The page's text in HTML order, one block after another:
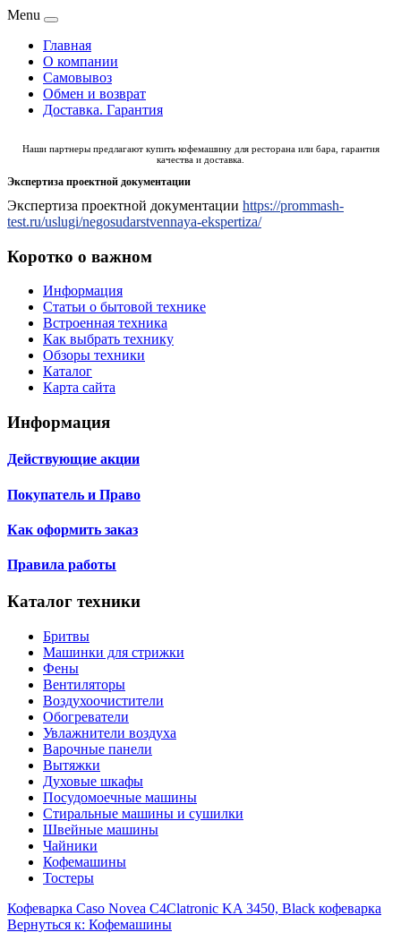
Menu
Главная
О компании
Самовывоз
Обмен и возврат
Доставка. Гарантия
Наши партнеры предлагают купить кофемашину для ресторанаили бара, гарантия
качества и доставка.
Экспертиза проектной документации
Экспертиза проектной документации https://prommash-
test.ru/uslugi/negosudarstvennaya-ekspertiza/
Коротко о важном
Информация
Статьи о бытовой технике
Встроенная техника
Как выбрать технику
Обзоры техники
Каталог
Карта сайта
Информация
Действующие акции
Покупатель и Право
Как оформить заказ
Правила работы
Каталог техники
Бритвы
Машинки для стрижки
Фены
Вентиляторы
Воздухоочистители
Обогреватели
Увлажнители воздуха
Варочные панели
Вытяжки
Духовые шкафы
Посудомоечные машины
Стиральные машины и сушилки
Швейные машины
Чайники
Кофемашины
Тостеры
Кофеварка Caso Novea C4Clatronic KA 3450, Black кофеварка
Вернуться к: Кофемашины